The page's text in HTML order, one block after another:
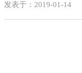
发表于：2019-01-14